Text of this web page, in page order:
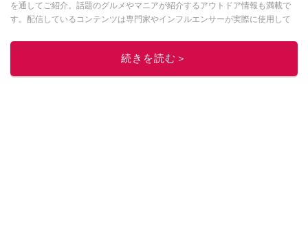
を通してご紹介。話題のグルメやマニアが紹介するアウトドア情報も満載で
す。配信しているコンテンツは専門家やインフルエンサーが実際に使用して
ニュースでフォロー
続きを読む＞